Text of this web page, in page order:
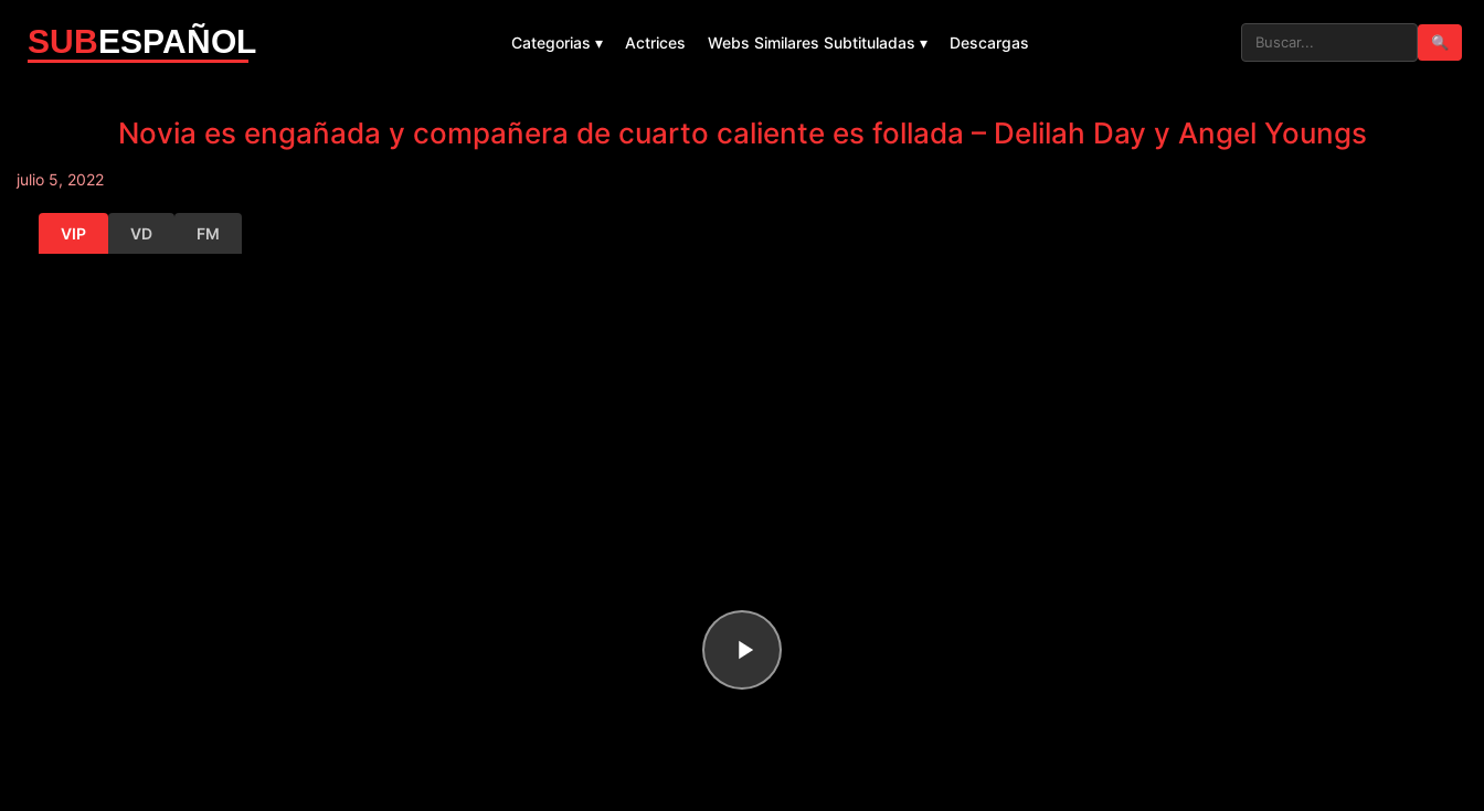
SUBESPAÑOL Categorias ▾ Actrices Webs Similares Subtituladas ▾ Descargas 🔍
Novia es engañada y compañera de cuarto caliente es follada – Delilah Day y Angel Youngs
julio 5, 2022
VIP VD FM